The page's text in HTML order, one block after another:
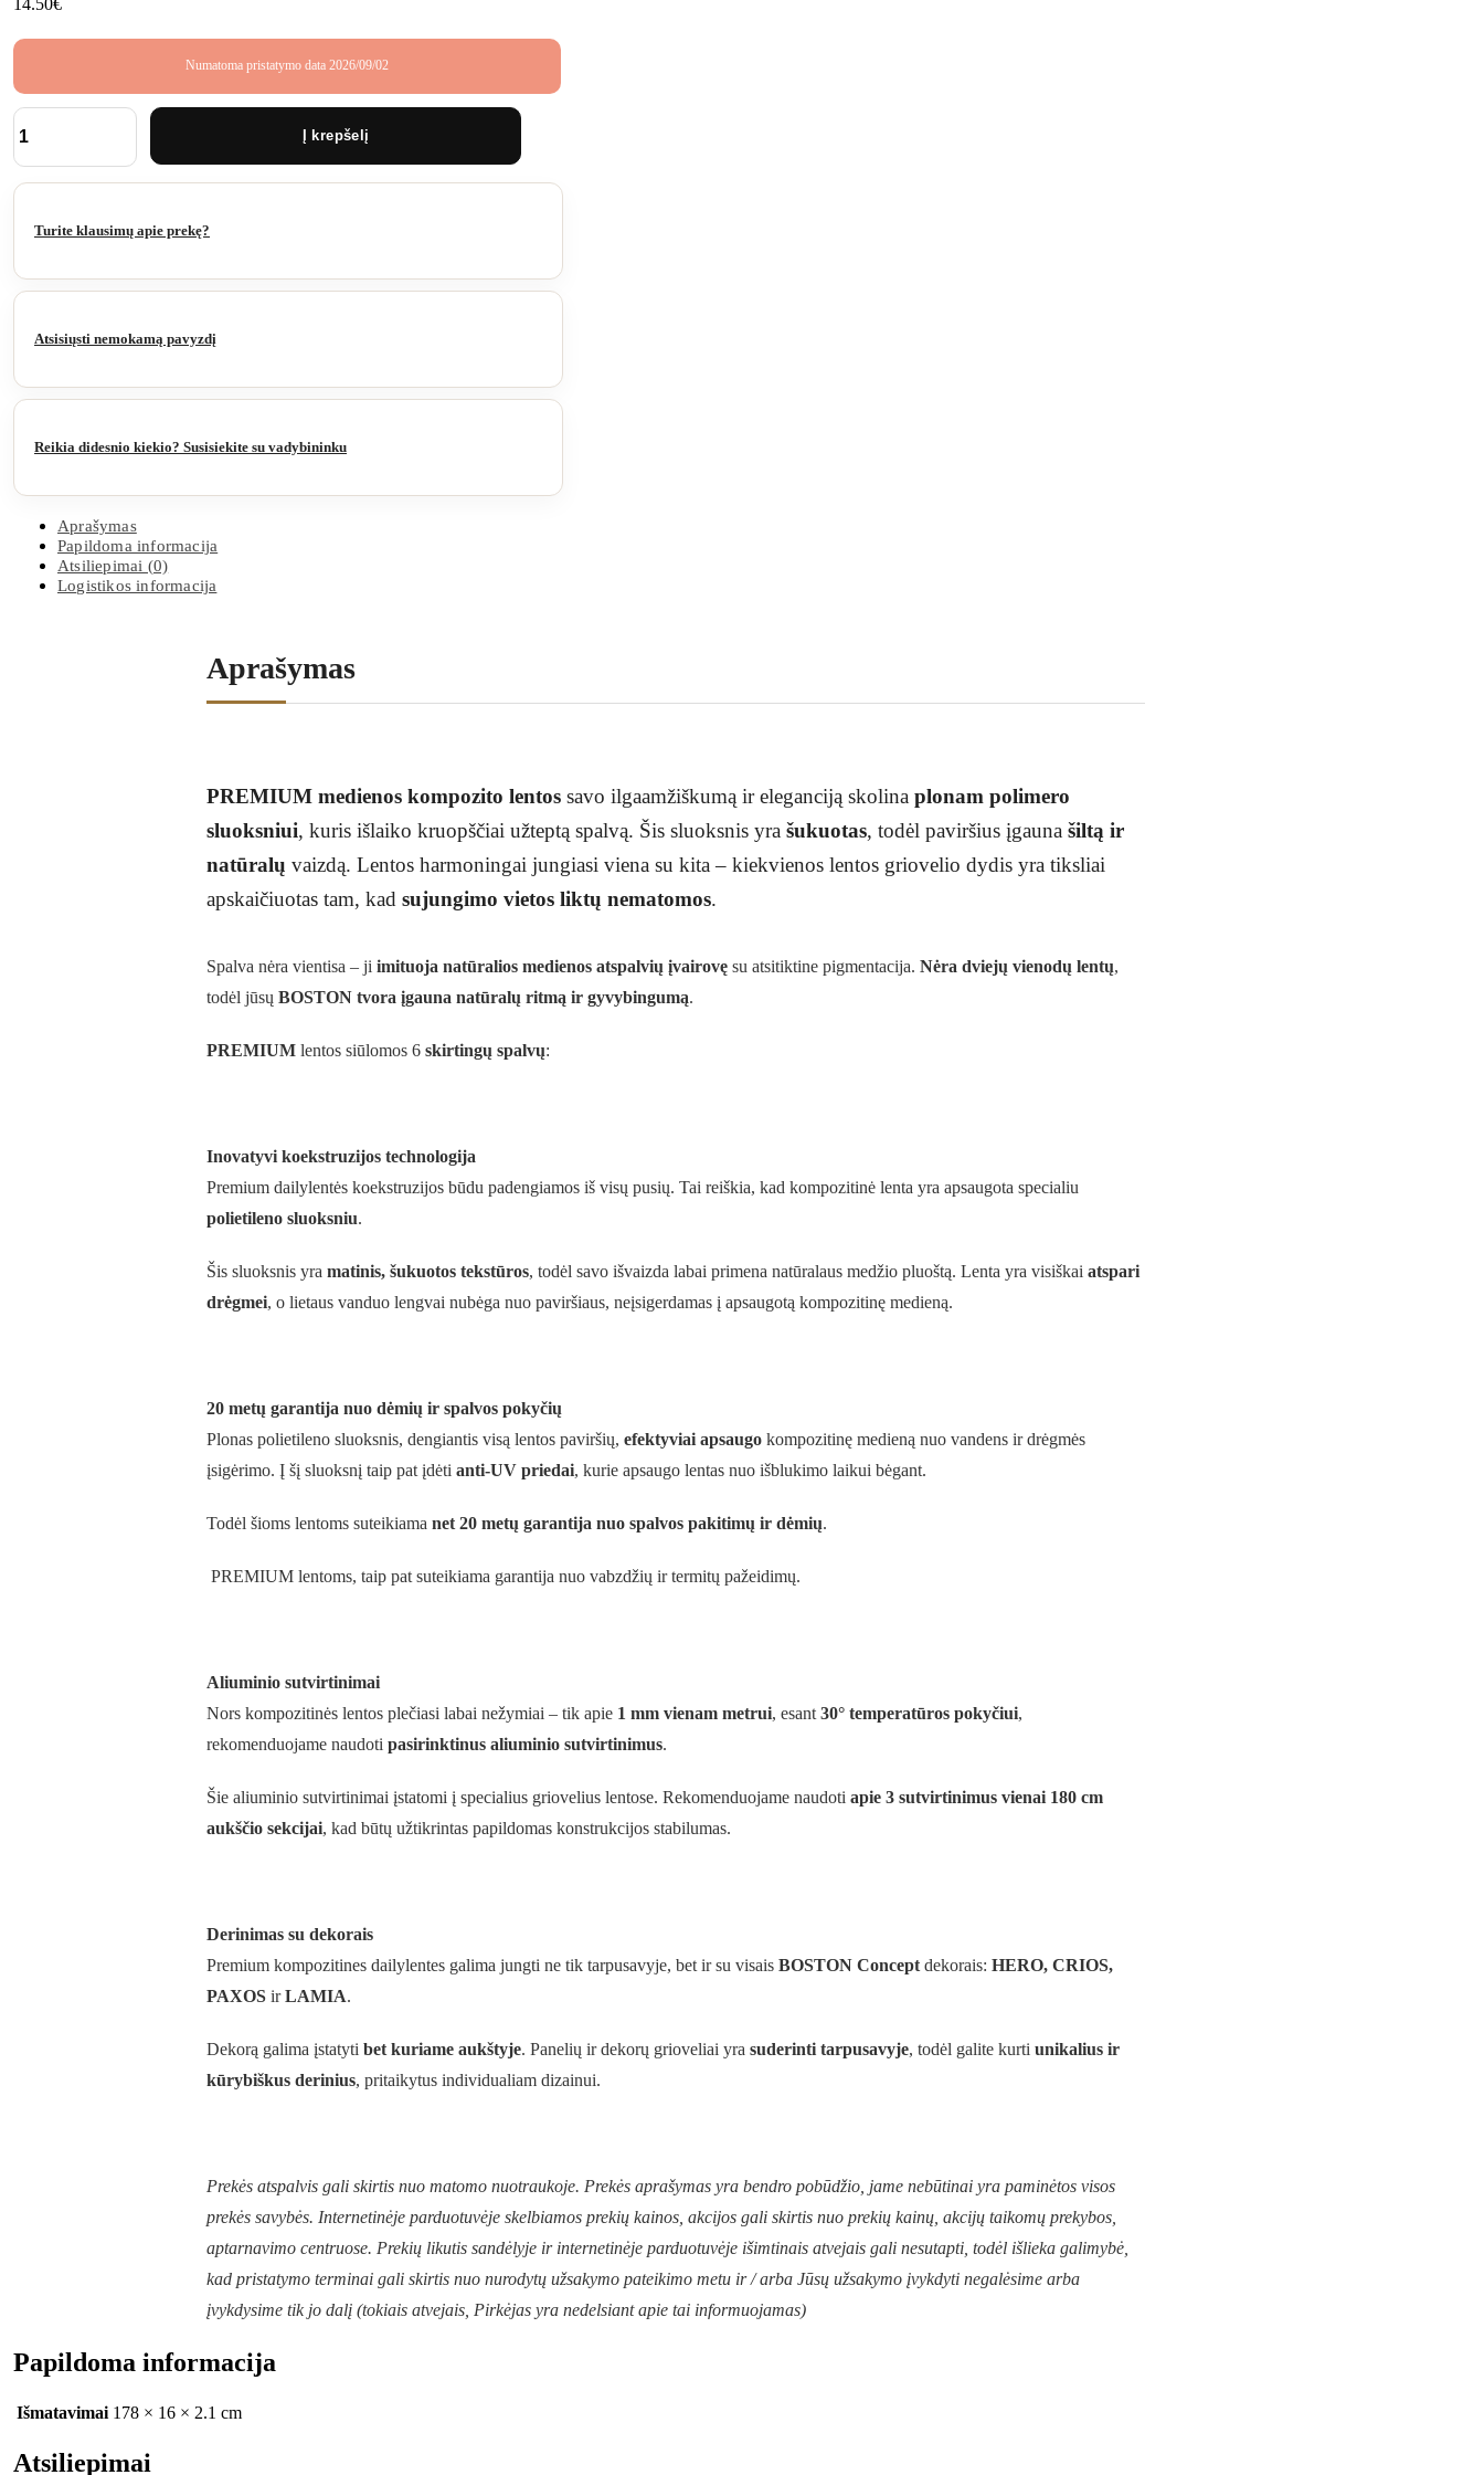
Numatoma pristatymo data 2026/09/02
produkto
kiekis:
Tvoralentė
Light
mm
Į krepšelį
Turite klausimų apie prekę?
Atsisiųsti nemokamą pavyzdį
Reikia didesnio kiekio? Susisiekite su vadybininku
Aprašymas
Papildoma informacija
Atsiliepimai (0)
Logistikos informacija
Aprašymas
PREMIUM medienos kompozito lentos savo ilgaamžiškumą ir eleganciją skolina plonam polimero
sluoksniui, kuris išlaiko kruopščiai užteptą spalvą. Šis sluoksnis yra šukuotas, todėl paviršius įgauna šiltą ir
natūralų vaizdą. Lentos harmoningai jungiasi viena su kita – kiekvienos lentos griovelio dydis yra tiksliai
apskaičiuotas tam, kad sujungimo vietos liktų nematomos.
Spalva nėra vientisa – ji imituoja natūralios medienos atspalvių įvairovę su atsitiktine pigmentacija. Nėra dviejų vienodų lentų,
todėl jūsų BOSTON tvora įgauna natūralų ritmą ir gyvybingumą.
PREMIUM lentos siūlomos 6 skirtingų spalvų:
Inovatyvi koekstruzijos technologija
Premium dailylentės koekstruzijos būdu padengiamos iš visų pusių. Tai reiškia, kad kompozitinė lenta yra apsaugota specialiu
polietileno sluoksniu.
Šis sluoksnis yra matinis, šukuotos tekstūros, todėl savo išvaizda labai primena natūralaus medžio pluoštą. Lenta yra visiškai atspari
drėgmei, o lietaus vanduo lengvai nubėga nuo paviršiaus, neįsigerdamas į apsaugotą kompozitinę medieną.
20 metų garantija nuo dėmių ir spalvos pokyčių
Plonas polietileno sluoksnis, dengiantis visą lentos paviršių, efektyviai apsaugo kompozitinę medieną nuo vandens ir drėgmės
įsigėrimo. Į šį sluoksnį taip pat įdėti anti-UV priedai, kurie apsaugo lentas nuo išblukimo laikui bėgant.
Todėl šioms lentoms suteikiama net 20 metų garantija nuo spalvos pakitimų ir dėmių.
PREMIUM lentoms, taip pat suteikiama garantija nuo vabzdžių ir termitų pažeidimų.
Aliuminio sutvirtinimai
Nors kompozitinės lentos plečiasi labai nežymiai – tik apie 1 mm vienam metrui, esant 30° temperatūros pokyčiui,
rekomenduojame naudoti pasirinktinus aliuminio sutvirtinimus.
Šie aliuminio sutvirtinimai įstatomi į specialius griovelius lentose. Rekomenduojame naudoti apie 3 sutvirtinimus vienai 180 cm
aukščio sekcijai, kad būtų užtikrintas papildomas konstrukcijos stabilumas.
Derinimas su dekorais
Premium kompozitines dailylentes galima jungti ne tik tarpusavyje, bet ir su visais BOSTON Concept dekorais: HERO, CRIOS,
PAXOS irLAMIA.
Dekorą galima įstatyti bet kuriame aukštyje. Panelių ir dekorų grioveliai yra suderinti tarpusavyje, todėl galite kurti unikalius ir
kūrybiškus derinius, pritaikytus individualiam dizainui.
Prekės atspalvis gali skirtis nuo matomo nuotraukoje. Prekės aprašymas yra bendro pobūdžio, jame nebūtinai yra paminėtos visos
prekės savybės. Internetinėje parduotuvėje skelbiamos prekių kainos, akcijos gali skirtis nuo prekių kainų, akcijų taikomų prekybos,
aptarnavimo centruose. Prekių likutis sandėlyje ir internetinėje parduotuvėje išimtinais atvejais gali nesutapti, todėl išlieka galimybė,
kad pristatymo terminai gali skirtis nuo nurodytų užsakymo pateikimo metu ir / arba Jūsų užsakymo įvykdyti negalėsime arba
įvykdysime tik jo dalį (tokiais atvejais, Pirkėjas yra nedelsiant apie tai informuojamas)
Papildoma informacija
Išmatavimai 178 × 16 × 2.1 cm
Atsiliepimai